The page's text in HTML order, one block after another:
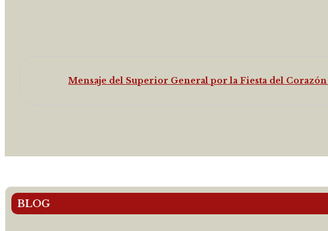
Mensaje del Superior General por la Fiesta del
BLOG